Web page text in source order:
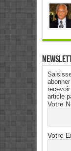
article
Votre
Votre